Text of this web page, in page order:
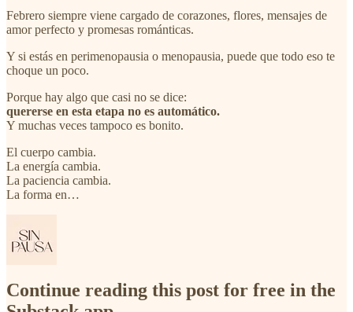
Febrero siempre viene cargado de corazones, flores, mensajes de
amor perfecto y promesas románticas.
Y si estás en perimenopausia o menopausia, puede que todo eso te
choque un poco.
Porque hay algo que casi no se dice:
quererse en esta etapa no es automático.
Y muchas veces tampoco es bonito.
El cuerpo cambia.
La energía cambia.
La paciencia cambia.
La forma en…
Continue reading this post for free in the